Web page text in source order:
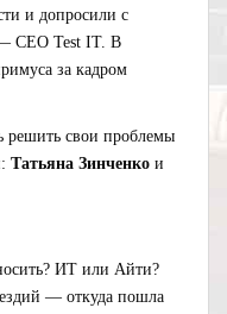
и допросили с
СЕО Test IT. В
за кадром
решить свои проблемы
Татьяна Зинченко и
ИТ или Айти?
— откуда пошла